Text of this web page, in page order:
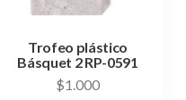
Trofeo plástico
Básquet 2 RP-0591
$1.000